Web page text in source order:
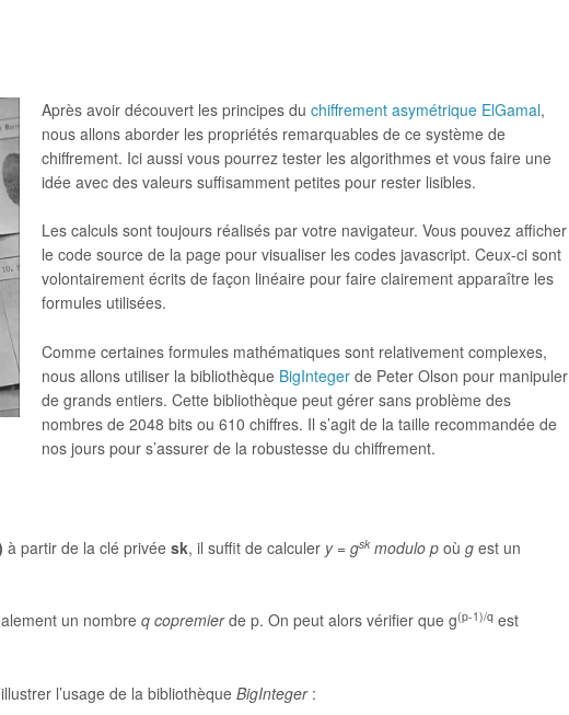
Après avoir découvert les principes duchiffrement asymétrique ElGamal,
nous allons aborder les propriétés remarquables de ce système de
chiffrement. Ici aussi vous pourrez tester les algorithmes et vous faire une
idée avec des valeurs suffisamment petites pour rester lisibles.
Les calculs sont toujours réalisés par votre navigateur. Vous pouvez afficher
le code source de la page pour visualiser les codes javascript. Ceux-ci sont
volontairement écrits de façon linéaire pour faire clairement apparaître les
formules utilisées.
Comme certaines formules mathématiques sont relativement complexes,
nous allons utiliser la bibliothèque BigInteger de Peter Olson pour manipuler
de grands entiers. Cette bibliothèque peut gérer sans problème des
nombres de 2048 bits ou 610 chiffres. Il s’agit de la taille recommandée de
nos jours pour s’assurer de la robustesse du chiffrement.
à partir de la clé privéesk, il suffit de calculer y = gskmodulo p oùg est un
un nombreq copremierde p. On peut alors vérifier que g(p-1)/q est
l’usage de la bibliothèqueBigInteger: